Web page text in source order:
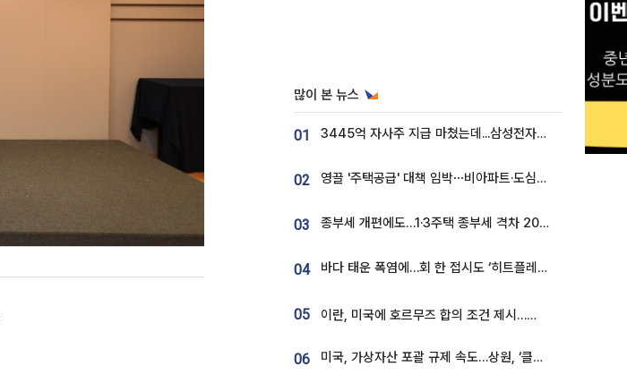
많이 본 뉴스
01 3445억 자사주 지급 마쳤는데...삼성전자 DX노조, 뒤늦은 '떼쓰기 집회'
02 영끌 '주택공급' 대책 임박⋯비아파트·도심복합까지 총동원
03 종부세 개편에도…1·3주택 종부세 격차 2028년부터 확대
04 바다 태운 폭염에…회 한 접시도 ‘히트플레이션’
05 이란, 미국에 호르무즈 합의 조건 제시…美 “경기 아직 안 끝나” [종합]
06 미국, 가상자산 포괄 규제 속도…상원, ‘클래리티법’ 9월 절차투표 추진